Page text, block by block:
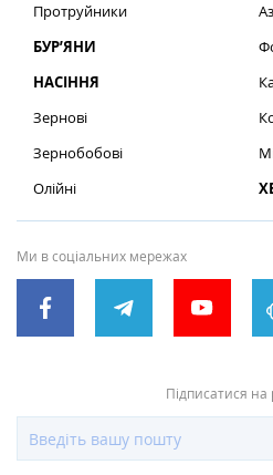
Протруйники
БУР’ЯНИ
НАСІННЯ
Зернові
Зернобобові
Олійні
Ми в соціальних мережах
Підписатися на